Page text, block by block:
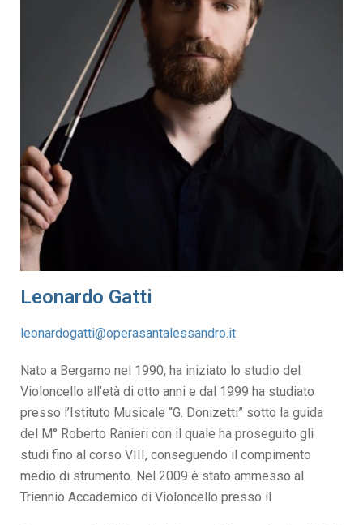
Leonardo Gatti
leonardogatti@operasantalessandro.it
Nato a Bergamo nel 1990, ha iniziato lo studio del
Violoncello all’età di otto anni e dal 1999 ha studiato
presso l’Istituto Musicale “G. Donizetti” sotto la guida
del M° Roberto Ranieri con il quale ha proseguito gli
studi fino al corso VIII, conseguendo il compimento
medio di strumento. Nel 2009 è stato ammesso al
Triennio Accademico di Violoncello presso il